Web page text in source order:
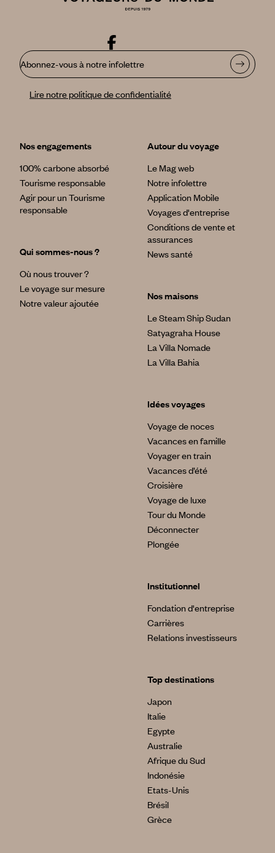
Abonnez-vous à notre infolettre
Lire notre politique de confidentialité
Nos engagements
100% carbone absorbé
Tourisme responsable
Agir pour un Tourisme
responsable
Qui sommes-nous ?
Où nous trouver ?
Le voyage sur mesure
Notre valeur ajoutée
Autour du voyage
Le Mag web
Notre infolettre
Application Mobile
Voyages d'entreprise
Conditions de vente et
assurances
News santé
Nos maisons
Le Steam Ship Sudan
Satyagraha House
La Villa Nomade
La Villa Bahia
Idées voyages
Voyage de noces
Vacances en famille
Voyager en train
Vacances d’été
Croisière
Voyage de luxe
Tour du Monde
Déconnecter
Plongée
Institutionnel
Fondation d'entreprise
Carrières
Relations investisseurs
Top destinations
Japon
Italie
Egypte
Australie
Afrique du Sud
Indonésie
Etats-Unis
Brésil
Grèce